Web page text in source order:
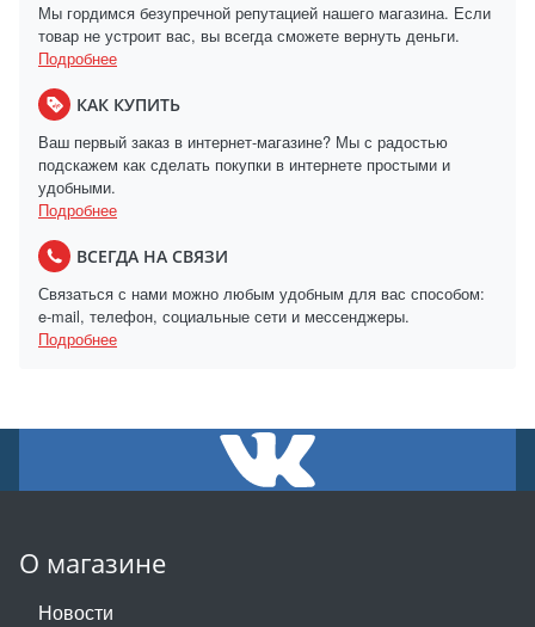
Мы гордимся безупречной репутацией нашего магазина. Если
товар не устроит вас, вы всегда сможете вернуть деньги.
Подробнее
КАК КУПИТЬ
Ваш первый заказ в интернет-магазине? Мы с радостью
подскажем как сделать покупки в интернете простыми и
удобными.
Подробнее
ВСЕГДА НА СВЯЗИ
Связаться с нами можно любым удобным для вас способом:
e-mail, телефон, социальные сети и мессенджеры.
Подробнее
О магазине
Новости